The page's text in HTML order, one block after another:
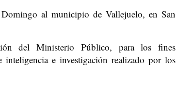
al municipio de Vallejuelo, en San
del Ministerio Público, para los fines
inteligencia e investigación realizado por los